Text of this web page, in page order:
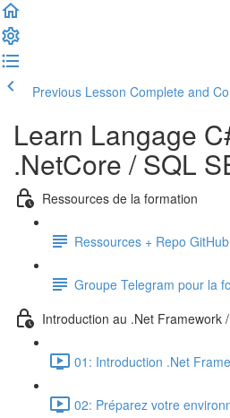
Previous Lesson Complete and
Learn Langage
.NetCore / SQL
Ressources de la formation
Ressources + Repo GitHub
Groupe Telegram pour la
Introduction au .Net Framework
01: Introduction .Net
02: Préparez votre